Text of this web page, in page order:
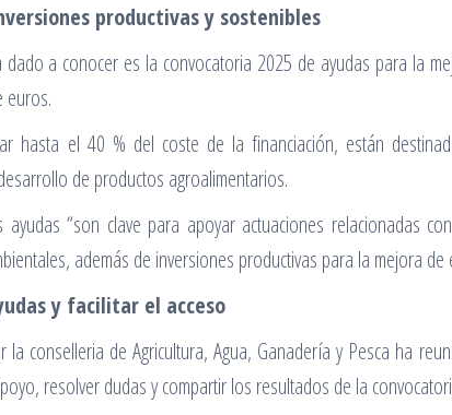
productivas y sostenibles
a conocer es la convocatoria 2025 de ayudas para la
euros.
hasta el 40 % del coste de la financiación, están
de productos agroalimentarios.
“son clave para apoyar actuaciones relacionadas
además de inversiones productivas para la mejora de
y facilitar el acceso
la conselleria de Agricultura, Agua, Ganadería y Pesca ha
resolver dudas y compartir los resultados de la